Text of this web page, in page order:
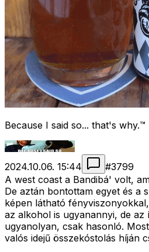
Because I said so... that's why.™
2024.10.06. 15:44 #3799
A west coast a Bandibá' volt,
De aztán bontottam egyet és a
képen látható
az alkohol is ugyanannyi, de az
ugyanolyan, csak hasonló.
valós idejű összekóstolás híján